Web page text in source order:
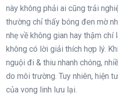
này không phải ai cũng trải
thường chỉ thấy bóng đen mờ
nhẹ về không gian hay thậm chí
không có lời giải thích hợp lý.
nguội đi & thiu nhanh chóng,
do môi trường. Tuy nhiên, hiện
của vong linh lưu lại.